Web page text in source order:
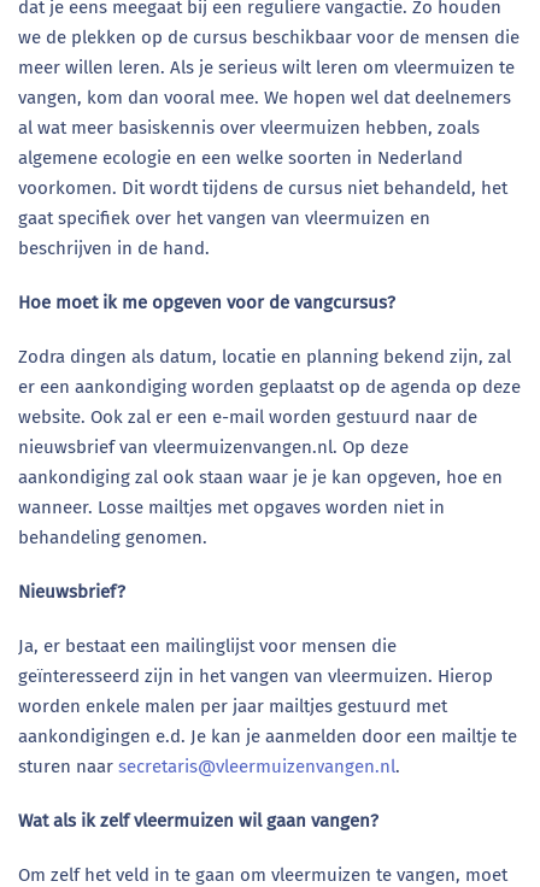
dat je eens meegaat bij een reguliere vangactie. Zo houden
we de plekken op de cursus beschikbaar voor de mensen die
meer willen leren. Als je serieus wilt leren om vleermuizen te
vangen, kom dan vooral mee. We hopen wel dat deelnemers
al wat meer basiskennis over vleermuizen hebben, zoals
algemene ecologie en een welke soorten in Nederland
voorkomen. Dit wordt tijdens de cursus niet behandeld, het
gaat specifiek over het vangen van vleermuizen en
beschrijven in de hand.
Hoe moet ik me opgeven voor de vangcursus?
Zodra dingen als datum, locatie en planning bekend zijn, zal
er een aankondiging worden geplaatst op de agenda op deze
website. Ook zal er een e-mail worden gestuurd naar de
nieuwsbrief van vleermuizenvangen.nl. Op deze
aankondiging zal ook staan waar je je kan opgeven, hoe en
wanneer. Losse mailtjes met opgaves worden niet in
behandeling genomen.
Nieuwsbrief?
Ja, er bestaat een mailinglijst voor mensen die
geïnteresseerd zijn in het vangen van vleermuizen. Hierop
worden enkele malen per jaar mailtjes gestuurd met
aankondigingen e.d. Je kan je aanmelden door een mailtje te
sturen naar secretaris@vleermuizenvangen.nl.
Wat als ik zelf vleermuizen wil gaan vangen?
Om zelf het veld in te gaan om vleermuizen te vangen, moet